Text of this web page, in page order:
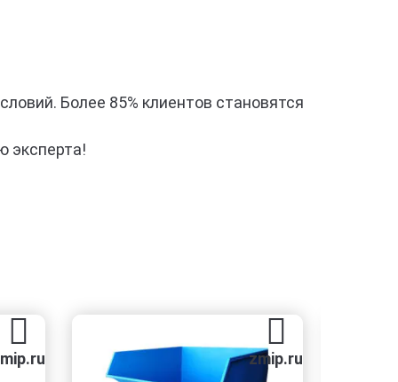
Более 85% клиентов становятся
эксперта!
zmip.ru